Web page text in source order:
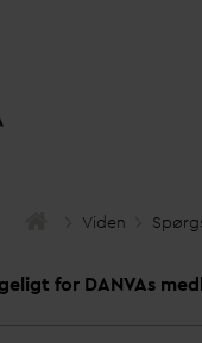
Viden
for DANVAs